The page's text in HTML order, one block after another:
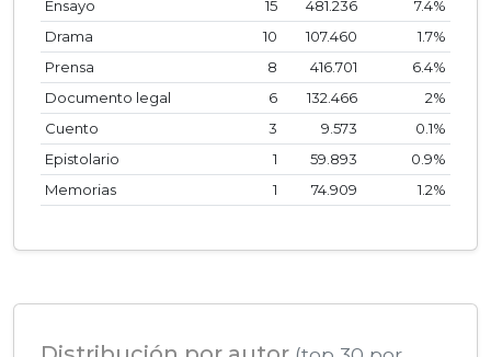
Ensayo
15 481.236
7.4%
Drama
10 107.460
1.7%
Prensa
8 416.701
6.4%
Documento legal
6 132.466
2%
Cuento
3 9.573
0.1%
Epistolario
1 59.893
0.9%
Memorias
1 74.909 1.2%